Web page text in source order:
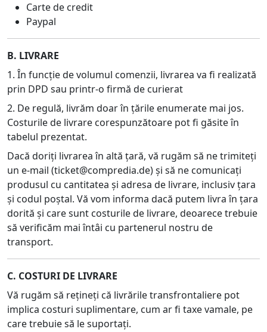
Carte de credit
Paypal
B. LIVRARE
1. În funcție de volumul comenzii, livrarea va fi realizată
prin DPD sau printr-o firmă de curierat
2. De regulă, livrăm doar în țările enumerate mai jos.
Costurile de livrare corespunzătoare pot fi găsite în
tabelul prezentat.
Dacă doriți livrarea în altă țară, vă rugăm să ne trimiteți
un e-mail (ticket@compredia.de) și să ne comunicați
produsul cu cantitatea și adresa de livrare, inclusiv țara
și codul poștal. Vă vom informa dacă putem livra în țara
dorită și care sunt costurile de livrare, deoarece trebuie
să verificăm mai întâi cu partenerul nostru de
transport.
C. COSTURI DE LIVRARE
Vă rugăm să rețineți că livrările transfrontaliere pot
implica costuri suplimentare, cum ar fi taxe vamale, pe
care trebuie să le suportați.